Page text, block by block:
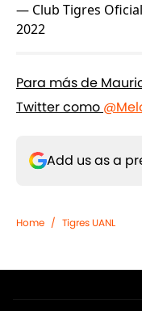
— Club Tigres
2022
Para más de
Twitter como
Add us as a
Home / Tigres UANL